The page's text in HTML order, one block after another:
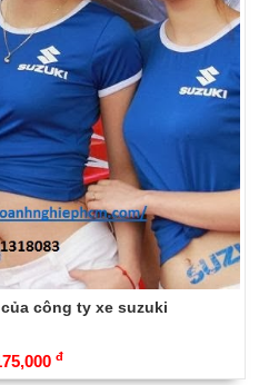
công ty xe suzuki
đ